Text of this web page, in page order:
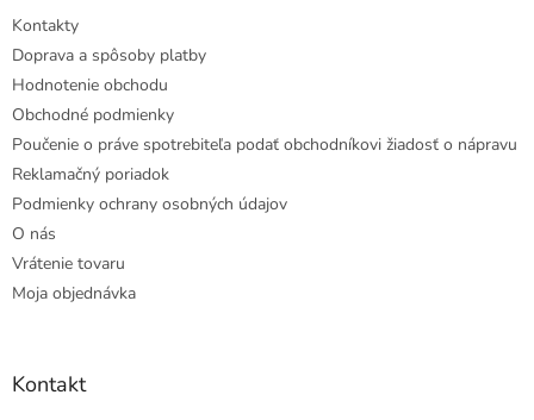
Kontakty
Doprava a spôsoby platby
Hodnotenie obchodu
Obchodné podmienky
Poučenie o práve spotrebiteľa podať obchodníkovi žiadosť o nápravu
Reklamačný poriadok
Podmienky ochrany osobných údajov
O nás
Vrátenie tovaru
Moja objednávka
Kontakt